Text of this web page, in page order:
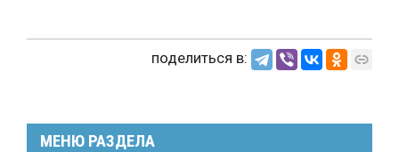
поделиться в:
МЕНЮ РАЗДЕЛА